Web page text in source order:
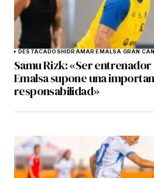
DESTACADOSHIDRAMAR EMALSA GRAN
Samu Rizk: «Ser entrenador
Emalsa supone una
responsabilidad»